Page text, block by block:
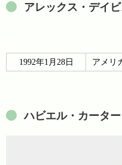
アレックス・デイ
1992年1月28日 アメリ
ハビエル・カータ